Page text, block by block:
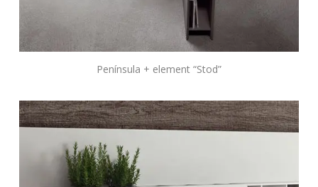
Península + element “Stod”